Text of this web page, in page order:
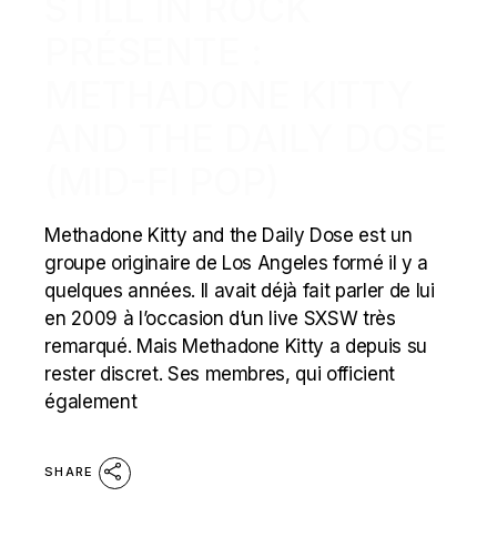
Methadone Kitty and the Daily Dose est un
groupe originaire de Los Angeles formé il y a
quelques années. Il avait déjà fait parler de lui
en 2009 à l’occasion d’un live SXSW très
remarqué. Mais Methadone Kitty a depuis su
rester discret. Ses membres, qui officient
également
SHARE